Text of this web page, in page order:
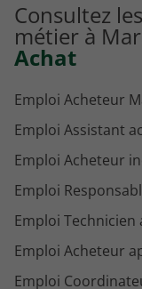
Consultez
métier à
Achat
Emploi Acheteur
Emploi Assistant
Emploi Acheteur
Emploi
Emploi Technicien
Emploi Acheteur
Emploi